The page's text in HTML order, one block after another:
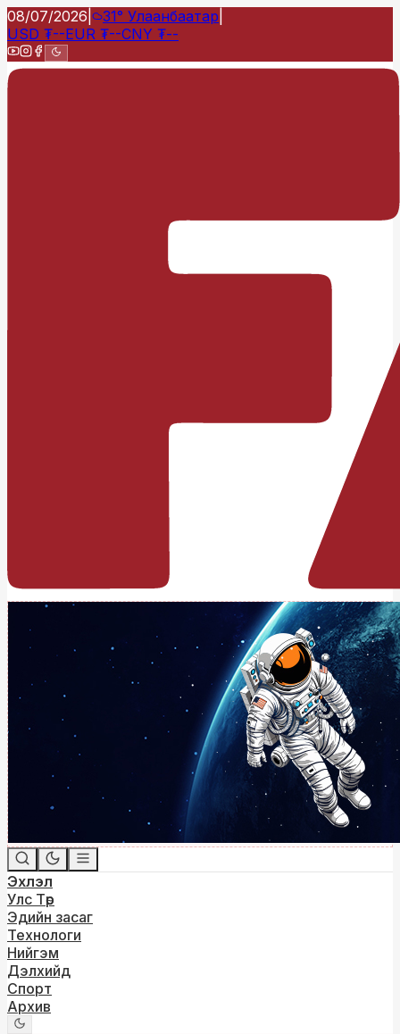
08/07/2026 31° Улаанбаатар
USD ₮--EUR ₮--CNY ₮--
Эхлэл
Улс Төр
Эдийн засаг
Технологи
Нийгэм
Дэлхийд
Спорт
Архив